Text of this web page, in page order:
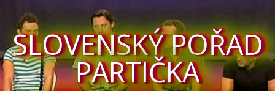
SLOVENSKÝ POŘAD
PARTIČKA